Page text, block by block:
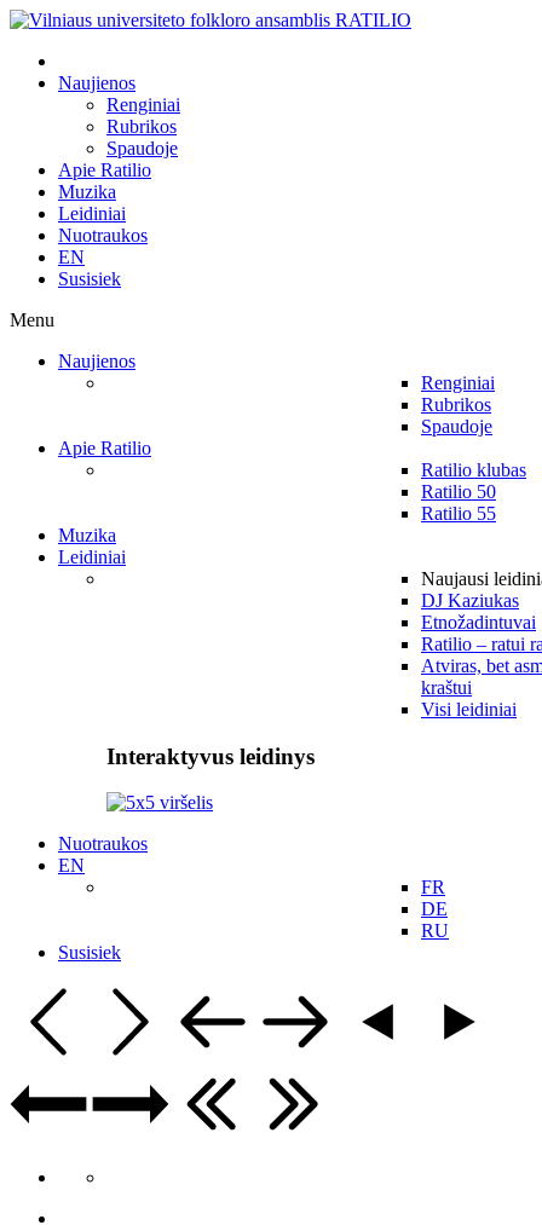
Naujienos
Renginiai
Rubrikos
Spaudoje
Apie Ratilio
Muzika
Leidiniai
Nuotraukos
EN
Susisiek
Menu
Naujienos
Renginiai
Rubrikos
Spaudoje
Apie Ratilio
Ratilio klubas
Ratilio 50
Ratilio 55
Muzika
Leidiniai
Naujausi
DJ Kaziukas
Etnožadintuvai
Ratilio – ratui
Atviras, bet
kraštui
Visi leidiniai
Interaktyvus leidinys
Nuotraukos
EN
FR
DE
RU
Susisiek